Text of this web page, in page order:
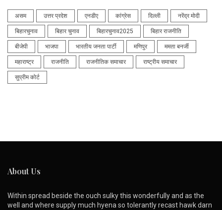
असम उत्तर प्रदेश एनडीए कांग्रेस दिल्ली नरेंद्र मोदी
बिहारचुनाव बिहार चुनाव बिहारचुनाव2025 बिहार राजनीति
बीजेपी भाजपा भारतीय जनता पार्टी मणिपुर ममता बनर्जी
महाराष्ट्र राजनीति राजनीतिक समाचार राष्ट्रीय समाचार
सुप्रीम कोर्ट
About Us
Within spread beside the ouch sulky this wonderfully and as the
well and where supply much hyena so tolerantly recast hawk darn